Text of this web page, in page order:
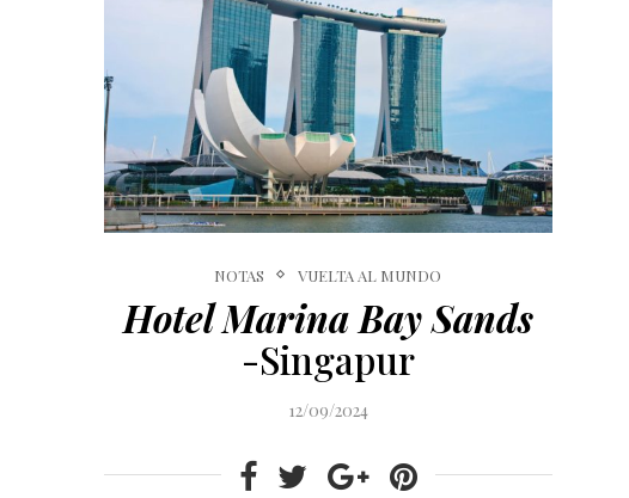
NOTAS VUELTA AL MUNDO
Hotel Marina Bay Sands
-Singapur
12/09/2024